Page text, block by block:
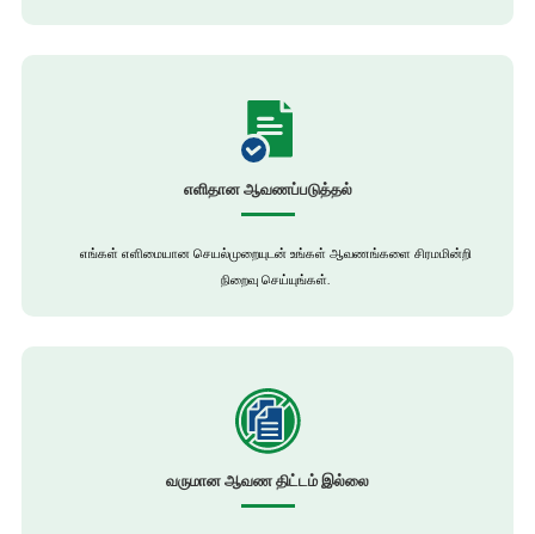
எளிதான ஆவணப்படுத்தல்
எங்கள் எளிமையான செயல்முறையுடன் உங்கள் ஆவணங்களை சிரமமின்றி
நிறைவு செய்யுங்கள்.
வருமான ஆவண திட்டம் இல்லை